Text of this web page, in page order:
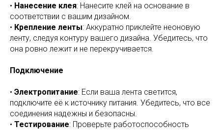
• Нанесение клея: Нанесите клей на основание в
соответствии с вашим дизайном.
• Крепление ленты: Аккуратно приклейте неоновую
ленту, следуя контуру вашего дизайна. Убедитесь, что
она ровно лежит и не перекручивается.
Подключение
• Электропитание: Если ваша лента светится,
подключите её к источнику питания. Убедитесь, что все
соединения надежны и безопасны.
• Тестирование: Проверьте работоспособность